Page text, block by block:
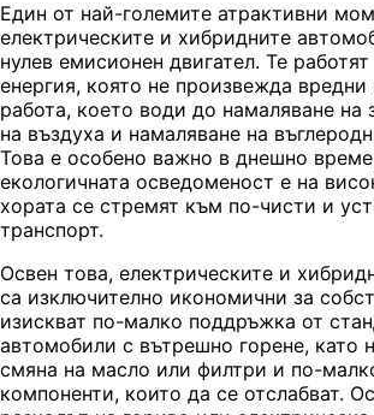
Един от най-големите атрактивни
електрическите и хибридните
нулев емисионен двигател. Те
енергия, която не произвежда вредни
работа, което води до намаляване на
на въздуха и намаляване на
Това е особено важно в днешно
екологичната осведоменост е на
хората се стремят към по-чисти и
транспорт.
Освен това, електрическите и
са изключително икономични за
изискват по-малко поддръжка от
автомобили с вътрешно горене, като
смяна на масло или филтри и по-
компоненти, които да се отслабват.